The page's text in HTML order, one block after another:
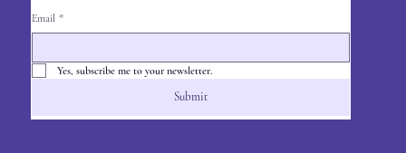
Email *
Yes, subscribe me to your newsletter.
Submit